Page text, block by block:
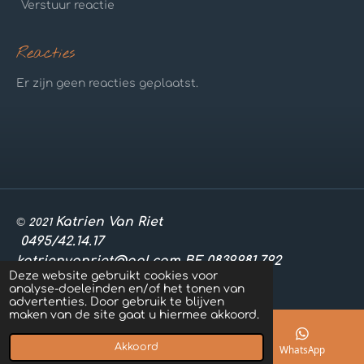
Deze website gebruikt cookies voor
analyse-doeleinden en/of het tonen van
advertenties. Door gebruik te blijven
maken van de site gaat u hiermee akkoord.
Akkoord
Verstuur reactie
Reacties
Er zijn geen reacties geplaatst.
© 2021 Katrien Van Riet
0495/42.14.17
katrienvanriet@aol.com BE 0839.981.792
Powered byJouwWeb
Telefoonnummer WhatsApp